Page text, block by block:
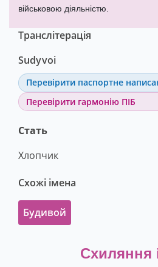
військовою діяльністю.
Транслітерація
Sudyvoi
Перевірити паспортне
Перевірити гармонію ПІБ
Стать
Хлопчик
Схожі імена
Будивой
Схиляння